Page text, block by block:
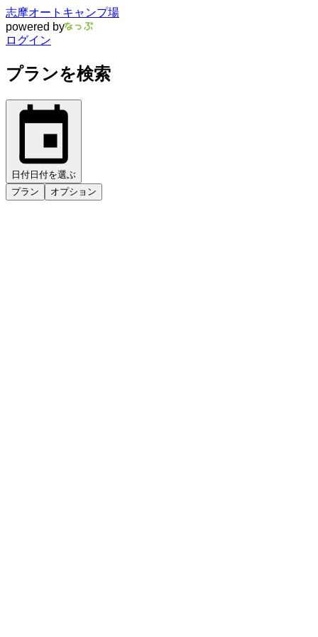
志摩オートキャンプ場
powered by
ログイン
プランを検索
日付 日付を選ぶ
プラン
オプション